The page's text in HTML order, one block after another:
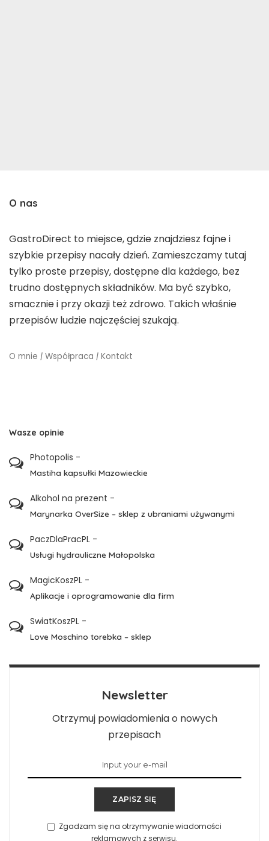
O nas
GastroDirect to miejsce, gdzie znajdziesz fajne i
szybkie przepisy nacały dzień. Zamieszczamy tutaj
tylko proste przepisy, dostępne dla każdego, bez
trudno dostępnych składników. Ma być szybko,
smacznie i przy okazji też zdrowo. Takich właśnie
przepisów ludzie najczęściej szukają.
O mnie | Współpraca | Kontakt
Wasze opinie
Photopolis -
Mastiha kapsułki Mazowieckie
Alkohol na prezent -
Marynarka OverSize – sklep z ubraniami używanymi
PaczDlaPracPL -
Usługi hydrauliczne Małopolska
MagicKoszPL -
Aplikacje i oprogramowanie dla firm
SwiatKoszPL -
Love Moschino torebka – sklep
Newsletter
Otrzymuj powiadomienia o nowych
przepisach
ZAPISZ SIĘ
Zgadzam się na otrzymywanie wiadomości
reklamowych z serwisu.